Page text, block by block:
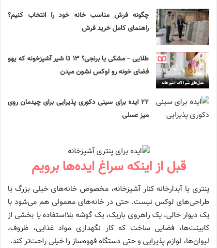
چگونه فرش مناسب خانه خود را انتخاب کنیم؟
راهنمای کامل خرید فرش
طلایی – مشکی یا برنجی؟ ۱۳ تا شیر آشپزخونه که یهو
فضای خونه رو لوکس نشون میدن
۲۲ ایده برای سینی دکوری پذیرایی برای چیدمان روی
میز عسلی
قبل از اینکه سراغ ایده‌ها برویم
پنتری یا آبدارخانه کنار آشپزخانه، مخصوص خانه‌های خیلی بزرگ یا
طراحی‌های لوکس نیست. حتی در خانه‌های معمولی هم می‌شود با
یک دیوار خالی، یک راهروی باریک، یک گوشه بلااستفاده یا بخشی از
کابینت‌ها، فضایی ساخت که کار نگهداری مواد غذایی، ظروف،
لیوان‌ها، لوازم پذیرایی و حتی دستگاه قهوه‌ساز را خیلی راحت‌تر کند.